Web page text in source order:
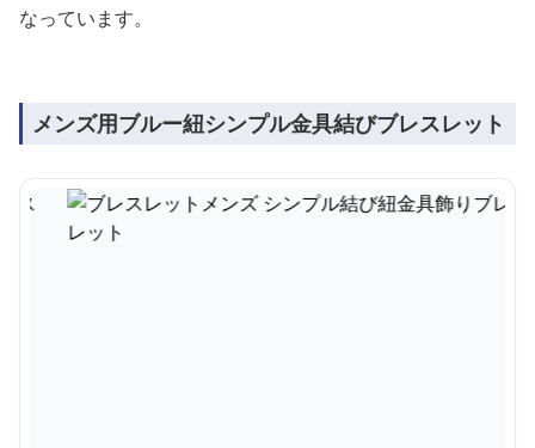
なっています。
メンズ用ブルー紐シンプル金具結びブレスレット